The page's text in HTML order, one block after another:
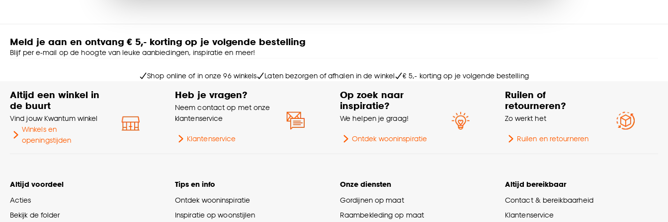
Hoogte 175 CM
Modern, Industrieel
zijgeleiding
Handmatig
Meld je aan en ontvang € 5,- korting op je volgende bestelling
Blijf per e-mail op de hoogte van leuke aanbiedingen, inspiratie en meer!
Shop online of in onze 96 winkels Laten bezorgen of afhalen in de winkel € 5,- korting op je volgende bestelling
Altijd een winkel in
de buurt
Vind jouw Kwantum winkel
Winkels en
openingstijden
Heb je vragen?
Neem contact op met onze
klantenservice
Klantenservice
Op zoek naar
inspiratie?
We helpen je graag!
Ontdek wooninspiratie
Ruilen of
retourneren?
Zo werkt het
Ruilen en retourneren
Altijd voordeel
Acties
Bekijk de folder
Tips en info
Ontdek wooninspiratie
Inspiratie op woonstijlen
Onze diensten
Gordijnen op maat
Raambekleding op maat
Altijd bereikbaar
Contact & bereikbaarheid
Klantenservice